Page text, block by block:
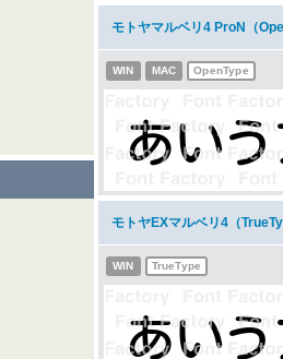
モトヤマルベリ4 ProN（
WIN MAC OpenType
モトヤEXマルベリ4（
WIN TrueType